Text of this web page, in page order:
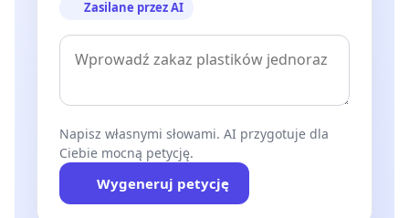
Zasilane przez AI
Napisz własnymi słowami. AI przygotuje dla
Ciebie mocną petycję.
Wygeneruj petycję